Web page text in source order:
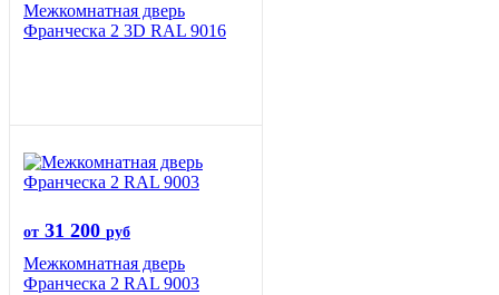
Межкомнатная дверь
Франческа 2 3D RAL 9016
от 31 200 руб
Межкомнатная дверь
Франческа 2 RAL 9003